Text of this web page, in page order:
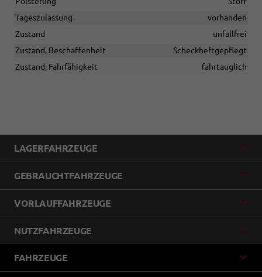
Tageszulassung
vorhanden
Zustand
unfallfrei
Zustand, Beschaffenheit
Scheckheftgepflegt
Zustand, Fahrfähigkeit
fahrtauglich
LAGERFAHRZEUGE
GEBRAUCHTFAHRZEUGE
VORLAUFFAHRZEUGE
NUTZFAHRZEUGE
FAHRZEUGE